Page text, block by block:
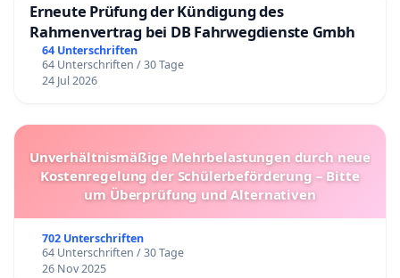
Erneute Prüfung der Kündigung des
Rahmenvertrag bei DB Fahrwegdienste Gmbh
64 Unterschriften
64 Unterschriften / 30 Tage
24 Jul 2026
Unverhältnismäßige Mehrbelastungen durch neue
Kostenregelung der Schülerbeförderung – Bitte
um Überprüfung und Alternativen
702 Unterschriften
64 Unterschriften / 30 Tage
26 Nov 2025